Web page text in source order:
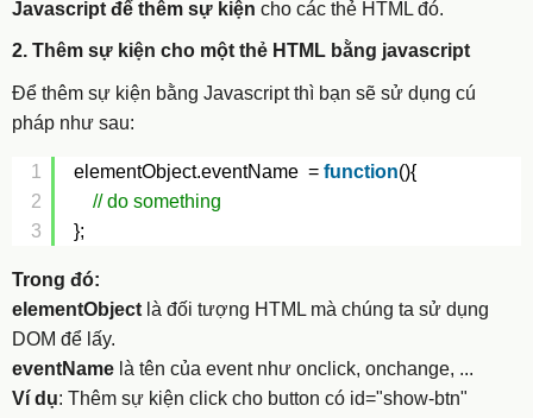
Javascript để thêm sự kiện cho các thẻ HTML đó.
2. Thêm sự kiện cho một thẻ HTML bằng javascript
Để thêm sự kiện bằng Javascript thì bạn sẽ sử dụng cú
pháp như sau:
1
2
3
elementObject.eventName  = function(){
// do something
};
Trong đó:
elementObject là đối tượng HTML mà chúng ta sử dụng
DOM để lấy.
eventName là tên của event như onclick, onchange, ...
Ví dụ: Thêm sự kiện click cho button có id="show-btn"